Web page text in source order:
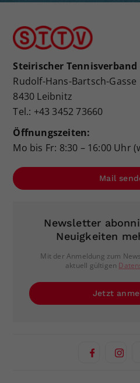
Steirischer Tennisverband
Rudolf-Hans-Bartsch-Gasse
8430 Leibnitz
Tel.: +43 3452 73660
Öffnungszeiten:
Mo bis Fr: 8:30 – 16:00 Uhr
Mail
Newsletter
Neuigkeiten
Mit der Anmeldung zum
aktuell gültigen
Jetzt